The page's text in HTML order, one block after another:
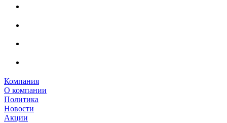
Компания
О компании
Политика
Новости
Акции